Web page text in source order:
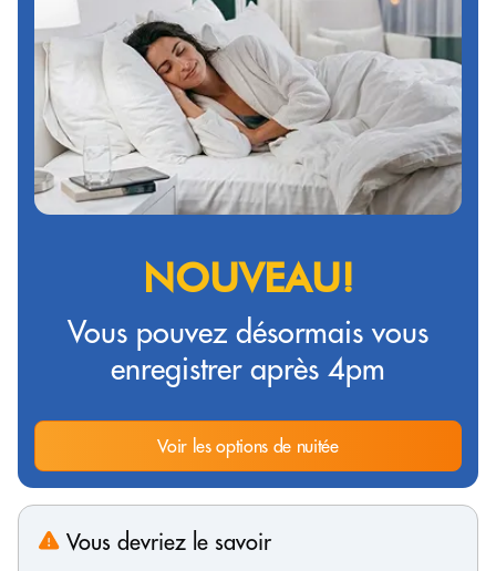
NOUVEAU!
Vous pouvez désormais vous
enregistrer après 4pm
Voir les options de nuitée
Vous devriez le savoir